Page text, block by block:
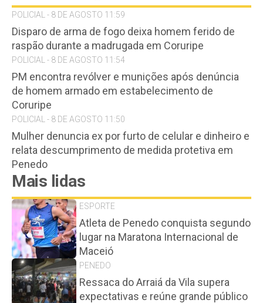
POLICIAL - 8 DE AGOSTO 11:59
Disparo de arma de fogo deixa homem ferido de
raspão durante a madrugada em Coruripe
POLICIAL - 8 DE AGOSTO 11:54
PM encontra revólver e munições após denúncia
de homem armado em estabelecimento de
Coruripe
POLICIAL - 8 DE AGOSTO 11:50
Mulher denuncia ex por furto de celular e dinheiro e
relata descumprimento de medida protetiva em
Penedo
Mais lidas
ESPORTE
Atleta de Penedo conquista segundo
lugar na Maratona Internacional de
Maceió
PENEDO
Ressaca do Arraiá da Vila supera
expectativas e reúne grande público